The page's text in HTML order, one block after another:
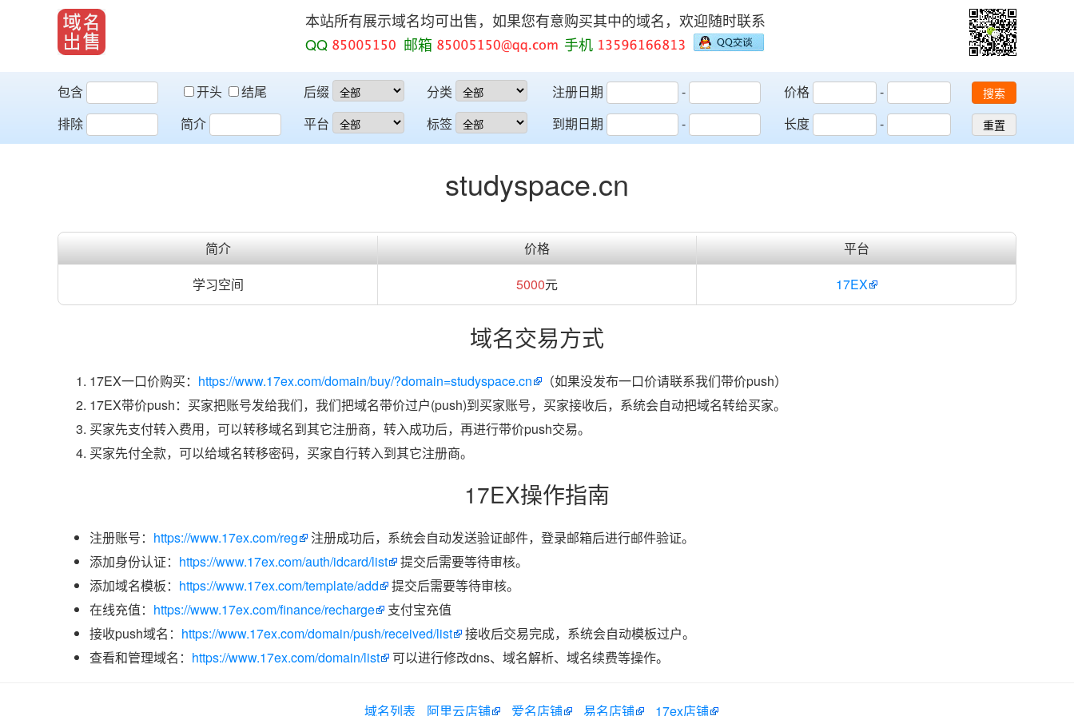
本站所有展示域名均可出售，如果您有意购买其中的域名，欢迎随时联系
QQ
邮箱 手机
包含 开头
结尾
排除
简介
后缀
平台
分类
标签
注册日期
-
到期日期
-
价格
-
长度
-
搜索
重置
studyspace.cn
简介 价格
平台
学习空间
5000元 17EX
域名交易方式
17EX一口价购买： https://www.17ex.com/domain/buy/?domain=studyspace.cn
（如果没发布一口价请联系我们带价push）
17EX带价push：买家把账号发给我们，我们把域名带价过户(push)到买家账号，买家接收后，系统会自动把域名转给买家。
买家先支付转入费用，可以转移域名到其它注册商，转入成功后，再进行带价push交易。
买家先付全款，可以给域名转移密码，买家自行转入到其它注册商。
17EX操作指南
注册账号： https://www.17ex.com/reg
注册成功后，系统会自动发送验证邮件，登录邮箱后进行邮件验证。
添加身份认证： https://www.17ex.com/auth/idcard/list
提交后需要等待审核。
添加域名模板： https://www.17ex.com/template/add
提交后需要等待审核。
在线充值： https://www.17ex.com/finance/recharge
支付宝充值
接收push域名： https://www.17ex.com/domain/push/received/list
接收后交易完成，系统会自动模板过户。
查看和管理域名： https://www.17ex.com/domain/list 可以进行修改dns、域名解析、域名续费等操作。
域名列表 阿里云店铺 爱名店铺 易名店铺 17ex店铺